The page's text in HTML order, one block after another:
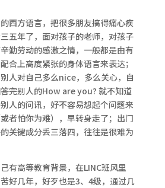
西方语言，把很多朋友搞得痛心疾
五年了，面对孩子的老师，对孩子
勤劳动的感激之情，一般都是由有
合上高度紧张的身体语言来表达；
人对自己多么nice，多么关心，自
完别人的How are you? 就不知道
人的问讯，好不容易想起个问题来
者怕你为难），早转身走了；出门
关键成分丢三落四，往往是很难为
有高等教育背景，在LINC班风里
好几年，好歹也是3、4级，通过几